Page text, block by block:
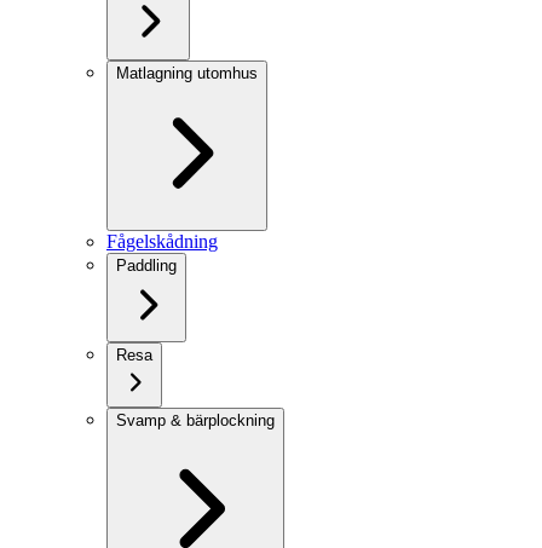
Matlagning utomhus
Fågelskådning
Paddling
Resa
Svamp & bärplockning